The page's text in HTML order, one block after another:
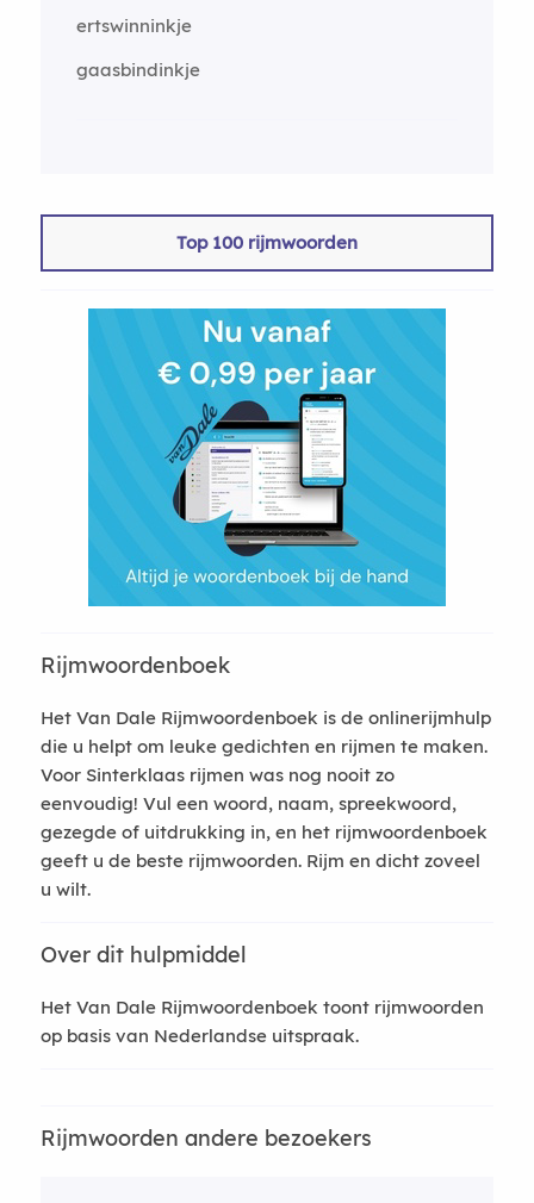
ertswinninkje
gaasbindinkje
Top 100 rijmwoorden
Rijmwoordenboek
Het Van Dale Rijmwoordenboek is de onlinerijmhulp
die u helpt om leuke gedichten en rijmen te maken.
Voor Sinterklaas rijmen was nog nooit zo
eenvoudig! Vul een woord, naam, spreekwoord,
gezegde of uitdrukking in, en het rijmwoordenboek
geeft u de beste rijmwoorden. Rijm en dicht zoveel
u wilt.
Over dit hulpmiddel
Het Van Dale Rijmwoordenboek toont rijmwoorden
op basis van Nederlandse uitspraak.
Rijmwoorden andere bezoekers